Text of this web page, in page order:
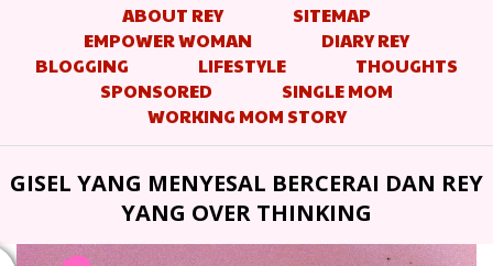
ABOUT REY
SITEMAP
EMPOWER WOMAN
DIARY REY
BLOGGING
LIFESTYLE
THOUGHTS
SPONSORED
SINGLE MOM
WORKING MOM STORY
GISEL YANG MENYESAL BERCERAI DAN REY
YANG OVER THINKING